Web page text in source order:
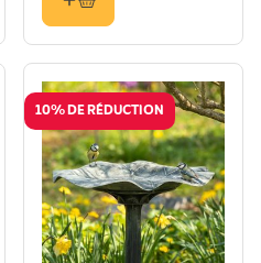
10% DE RÉDUCTION